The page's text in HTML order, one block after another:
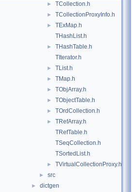
► TCollection.h
► TCollectionProxyInfo.h
►
TExMap.h
THashList.h
►
THashTable.h
TIterator.h
► TList.h
► TMap.h
► TObjArray.h
► TObjectTable.h
► TOrdCollection.h
►
TRefArray.h
TRefTable.h
TSeqCollection.h
TSortedList.h
► TVirtualCollectionProxy.h
► src
► dictgen